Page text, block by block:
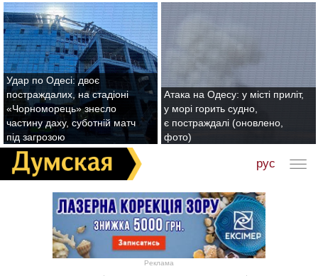
Удар по Одесі: двоє
постраждалих, на стадіоні
«Чорноморець» знесло
частину даху, суботній матч
під загрозою
Атака на Одесу: у місті приліт,
у морі горить судно,
є постраждалі (оновлено,
фото)
рус
Реклама